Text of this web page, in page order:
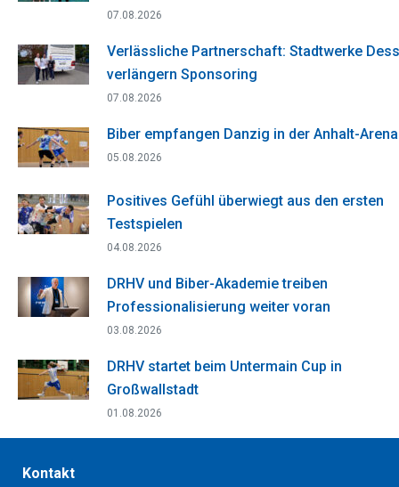
07.08.2026
Verlässliche Partnerschaft: Stadtwerke
verlängern Sponsoring
07.08.2026
Biber empfangen Danzig in der Anhalt-Arena
05.08.2026
Positives Gefühl überwiegt aus den ersten
Testspielen
04.08.2026
DRHV und Biber-Akademie treiben
Professionalisierung weiter voran
03.08.2026
DRHV startet beim Untermain Cup in
Großwallstadt
01.08.2026
Kontakt